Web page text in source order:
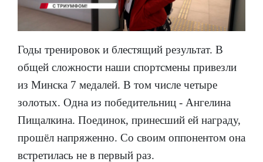
Годы тренировок и блестящий результат. В
общей сложности наши спортсмены привезли
из Минска 7 медалей. В том числе четыре
золотых. Одна из победительниц - Ангелина
Пищалкина. Поединок, принесший ей награду,
прошёл напряженно. Со своим оппонентом она
встретилась не в первый раз.